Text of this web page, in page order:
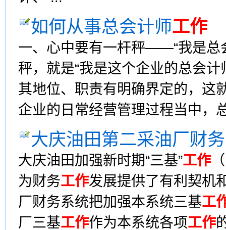
如何从事总会计师工作
一、心中要有一杆秤——“我是总
秤，就是“我是这个企业的总会
其地位、职责有明确界定的，这
企业的日常经营管理过程当中，
大庆油田第二采油厂财务
大庆油田加强新时期“三基”工作
为财务工作发展提供了有利契机
厂财务系统把加强本系统三基工
厂三基工作作为本系统各项工作